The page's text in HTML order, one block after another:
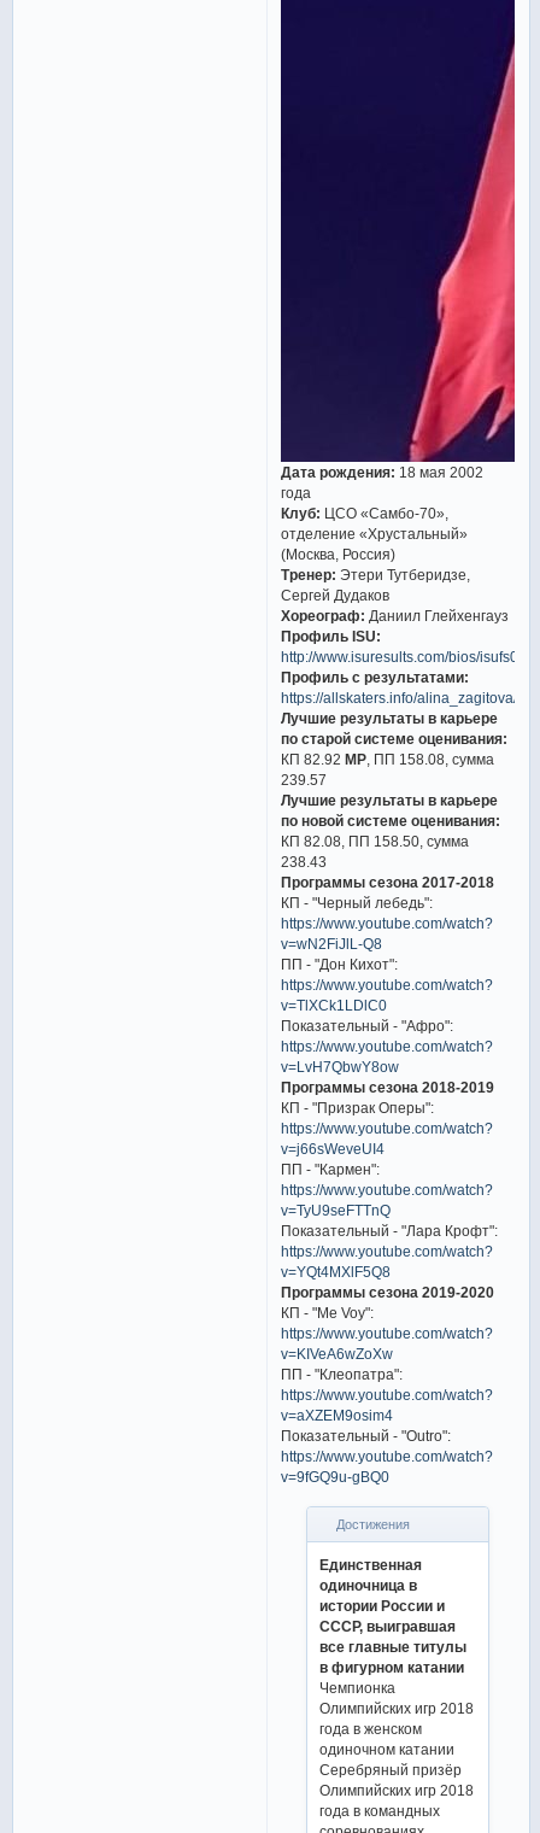
Дата рождения: 18 мая 2002
года
Клуб: ЦСО «Самбо-70»,
отделение «Хрустальный»
(Москва, Россия)
Тренер: Этери Тутберидзе,
Сергей Дудаков
Хореограф: Даниил Глейхенгауз
Профиль ISU:
http://www.isuresults.com/bios/
Профиль с результатами:
https://allskaters.info/alina_zagitova/
Лучшие результаты в карьере
по старой системе оценивания:
КП 82.92МР , ПП 158.08, сумма
239.57
Лучшие результаты в карьере
по новой системе оценивания:
КП 82.08, ПП 158.50, сумма
238.43
Программы сезона 2017-2018
КП - "Черный лебедь":
https://www.youtube.com/watch?
v=wN2FiJlL-Q8
ПП - "Дон Кихот":
https://www.youtube.com/watch?
v=TlXCk1LDlC0
Показательный - "Афро":
https://www.youtube.com/watch?
v=LvH7QbwY8ow
Программы сезона 2018-2019
КП - "Призрак Оперы":
https://www.youtube.com/watch?
v=j66sWeveUI4
ПП - "Кармен":
https://www.youtube.com/watch?
v=TyU9seFTTnQ
Показательный - "Лара Крофт":
https://www.youtube.com/watch?
v=YQt4MXlF5Q8
Программы сезона 2019-2020
КП - "Me Voy":
https://www.youtube.com/watch?
v=KIVeA6wZoXw
ПП - "Клеопатра":
https://www.youtube.com/watch?
v=aXZEM9osim4
Показательный - "Outro":
https://www.youtube.com/watch?
v=9fGQ9u-gBQ0
Достижения
Единственная
одиночница в
истории России и
СССР, выигравшая
все главные титулы
в фигурном катании
Чемпионка
Олимпийских игр 2018
года в женском
одиночном катании
Серебряный призёр
Олимпийских игр 2018
года в командных